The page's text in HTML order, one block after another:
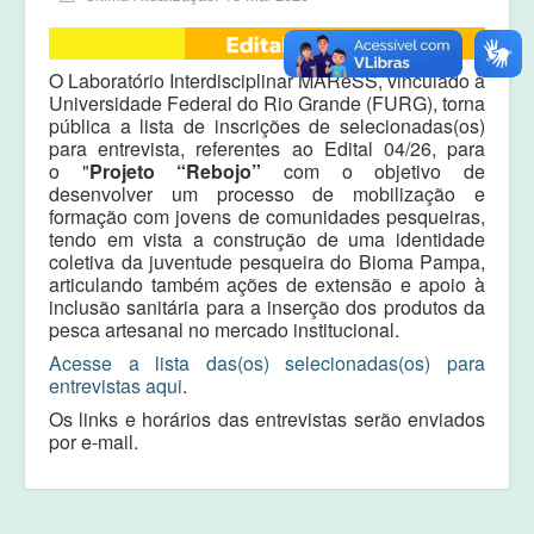
Laudos e pareceres
O Laboratório Interdisciplinar MARéSS, vinculado à
Universidade Federal do Rio Grande (FURG), torna
pública a lista de inscrições de selecionadas(os)
para entrevista, referentes ao Edital 04/26, para
o "Projeto “Rebojo” com o objetivo de
desenvolver um processo de mobilização e
formação com jovens de comunidades pesqueiras,
tendo em vista a construção de uma identidade
coletiva da juventude pesqueira do Bioma Pampa,
articulando também ações de extensão e apoio à
inclusão sanitária para a inserção dos produtos da
pesca artesanal no mercado institucional.
Acesse a lista das(os) selecionadas(os) para
entrevistas aqui.
Os links e horários das entrevistas serão enviados
por e-mail.